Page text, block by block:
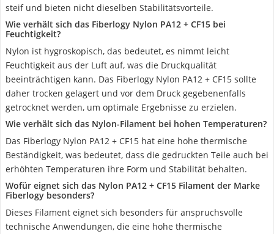
steif und bieten nicht dieselben Stabilitätsvorteile.
Wie verhält sich das Fiberlogy Nylon PA12 + CF15 bei
Feuchtigkeit?
Nylon ist hygroskopisch, das bedeutet, es nimmt leicht
Feuchtigkeit aus der Luft auf, was die Druckqualität
beeinträchtigen kann. Das Fiberlogy Nylon PA12 + CF15 sollte
daher trocken gelagert und vor dem Druck gegebenenfalls
getrocknet werden, um optimale Ergebnisse zu erzielen.
Wie verhält sich das Nylon-Filament bei hohen Temperaturen?
Das Fiberlogy Nylon PA12 + CF15 hat eine hohe thermische
Beständigkeit, was bedeutet, dass die gedruckten Teile auch bei
erhöhten Temperaturen ihre Form und Stabilität behalten.
Wofür eignet sich das Nylon PA12 + CF15 Filament der Marke
Fiberlogy besonders?
Dieses Filament eignet sich besonders für anspruchsvolle
technische Anwendungen, die eine hohe thermische